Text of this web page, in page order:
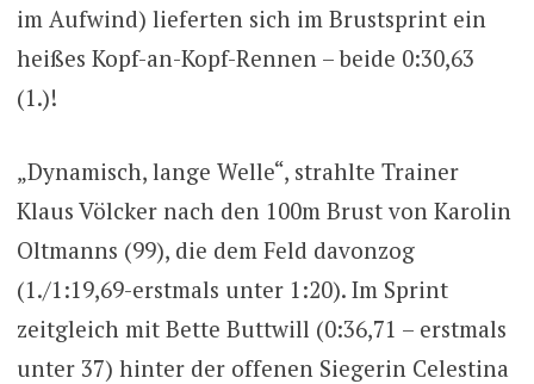
im Aufwind) lieferten sich im Brustsprint ein
heißes Kopf-an-Kopf-Rennen – beide 0:30,63
(1.)!
„Dynamisch, lange Welle“, strahlte Trainer
Klaus Völcker nach den 100m Brust von Karolin
Oltmanns (99), die dem Feld davonzog
(1./1:19,69-erstmals unter 1:20). Im Sprint
zeitgleich mit Bette Buttwill (0:36,71 – erstmals
unter 37) hinter der offenen Siegerin Celestina